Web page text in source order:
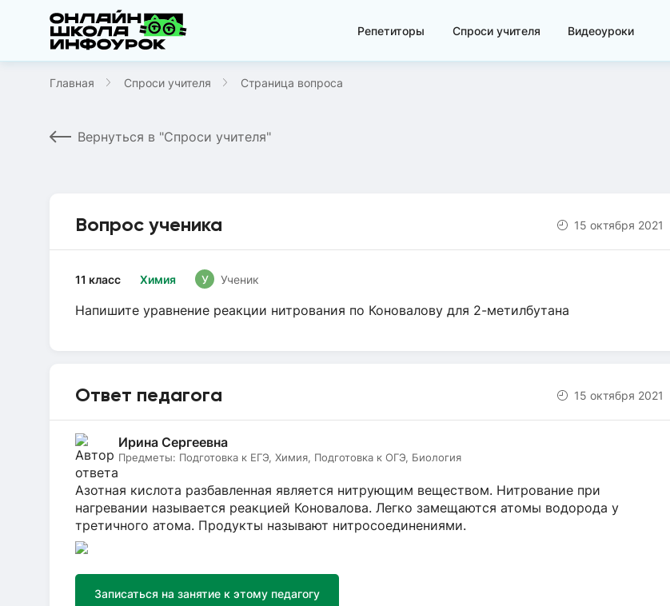
Репетиторы Спроси учителя Видеоуроки
Главная Спроси учителя Страница вопроса
Вернуться в "Спроси учителя"
Вопрос ученика 15 октября 2021
Химия
11 класс У Ученик
Напишите уравнение реакции нитрования по Коновалову для 2-метилбутана
Ответ педагога 15 октября 2021
Ирина Сергеевна
Предметы: Подготовка к ЕГЭ, Химия, Подготовка к ОГЭ, Биология
Азотная кислота разбавленная является нитрующим веществом. Нитрование при
нагревании называется реакцией Коновалова. Легко замещаются атомы водорода у
третичного атома. Продукты называют нитросоединениями.
Записаться на занятие к этому педагогу